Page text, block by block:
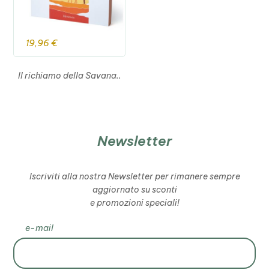
19,96€
Il richiamo della Savana..
Newsletter
Iscriviti alla nostra Newsletter per rimanere sempre
aggiornato su sconti
e promozioni speciali!
e-mail